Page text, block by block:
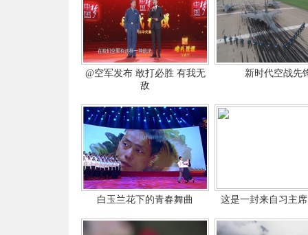
@空军发布 敢打必胜 有我无
敌
新时代空战先
白玉兰花下的青春舞曲 这是一封来自习主